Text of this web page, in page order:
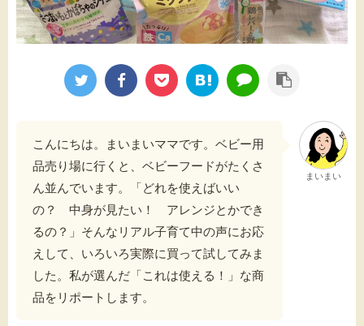
こんにちは。まいまいママです。 ベビー用
品売り場に行くと、ベビーフードがたくさ
ん並んでいます。
「どれを使えばいい
の？ 中身が見たい！ アレンジとかでき
るの？」 そんなリアル子育て中の声にお応
えして、いろいろ実際に買って試してみま
した。私が選んだ「これは使える！」な商
品をリポートします。
まいまい